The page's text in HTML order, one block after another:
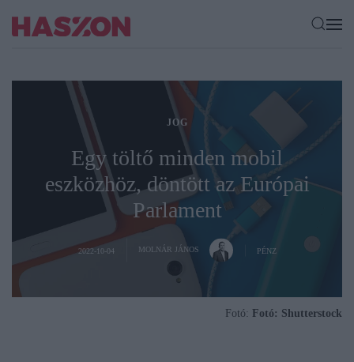
JOG
Egy töltő minden mobil
eszközhöz, döntött az Európai
Parlament
2022-10-04 MOLNÁR JÁNOS PÉNZ
Fotó: Fotó: Shutterstock